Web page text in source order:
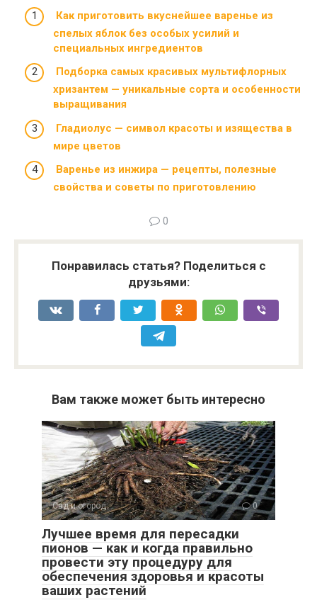
Как приготовить вкуснейшее варенье из
спелых яблок без особых усилий и
специальных ингредиентов
Подборка самых красивых мультифлорных
хризантем — уникальные сорта и особенности
выращивания
Гладиолус — символ красоты и изящества в
мире цветов
Варенье из инжира — рецепты, полезные
свойства и советы по приготовлению
0
Понравилась статья? Поделиться с
друзьями:
Вам также может быть интересно
Сад и огород 0
Лучшее время для пересадки
пионов — как и когда правильно
провести эту процедуру для
обеспечения здоровья и красоты
ваших растений